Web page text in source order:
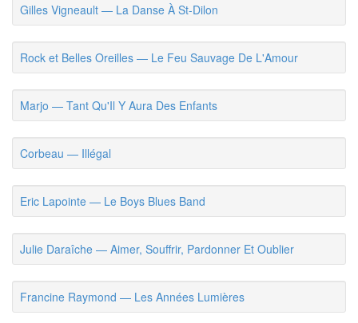
Gilles Vigneault — La Danse À St-Dilon
Rock et Belles Oreilles — Le Feu Sauvage De L'Amour
Marjo — Tant Qu'Il Y Aura Des Enfants
Corbeau — Illégal
Eric Lapointe — Le Boys Blues Band
Julie Daraîche — Aimer, Souffrir, Pardonner Et Oublier
Francine Raymond — Les Années Lumières